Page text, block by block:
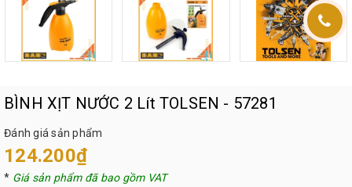
BÌNH XỊT NƯỚC 2 Lít TOLSEN - 57281
Đánh giá sản phẩm
124.200₫
* Giá sản phẩm đã bao gồm VAT